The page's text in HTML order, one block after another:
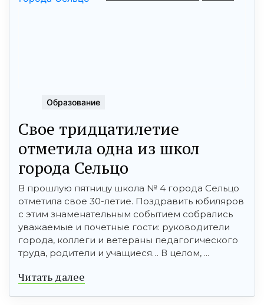
Образование
Свое тридцатилетие
отметила одна из школ
города Сельцо
В прошлую пятницу школа № 4 города Сельцо
отметила свое 30-летие. Поздравить юбиляров
с этим знаменательным событием собрались
уважаемые и почетные гости: руководители
города, коллеги и ветераны педагогического
труда, родители и учащиеся… В целом, ...
Читать далее